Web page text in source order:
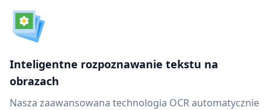
Inteligentne rozpoznawanie tekstu na
obrazach
Nasza zaawansowana technologia OCR automatycznie